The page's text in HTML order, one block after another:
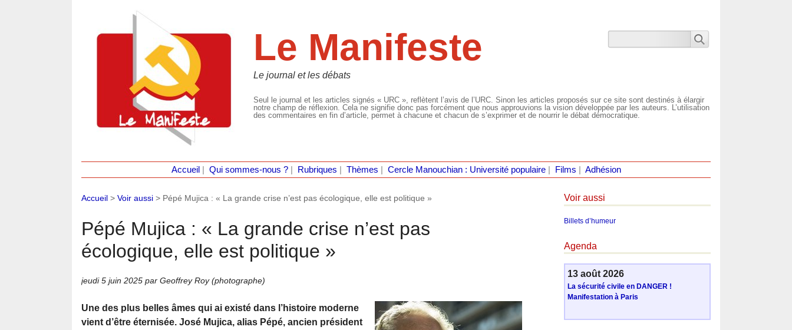
Le Manifeste
Le journal et les débats
Seul le journal et les articles signés « URC », reflètent l’avis de l’URC. Sinon les articles proposés sur ce site sont destinés à élargir
notre champ de réflexion. Cela ne signifie donc pas forcément que nous approuvions la vision développée par les auteurs. L’utilisation
des commentaires en fin d’article, permet à chacune et chacun de s’exprimer et de nourrir le débat démocratique.
Accueil Qui sommes-nous ?| Rubriques Thèmes Cercle Manouchian : Université populaire| Films Adhésion
Accueil > Voir aussi > Pépé Mujica : « La grande crise n’est pas écologique, elle est politique »
Pépé Mujica : « La grande crise n’est pas
écologique, elle est politique »
jeudi 5 juin 2025 par Geoffrey Roy (photographe)
Une des plus belles âmes qui ai existé dans l’histoire moderne
vient d’être éternisée. José Mujica, alias Pépé, ancien président
Voir aussi
Billets d’humeur
Agenda
13 août 2026
La sécurité civile en DANGER !
Manifestation à Paris